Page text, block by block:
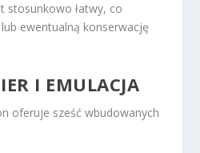
stosunkowo łatwy, co
ewentualną konserwację
I EMULACJA
oferuje sześć wbudowanych